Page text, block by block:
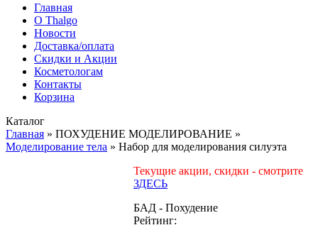
Главная
O Thalgo
Новости
Доставка/оплата
Скидки и Акции
Косметологам
Контакты
Корзина
Каталог
Главная » ПОХУДЕНИЕ МОДЕЛИРОВАНИЕ »
Моделирование тела » Набор для моделирования силуэта
Текущие акции, скидки - смотрите
ЗДЕСЬ
БАД - Похудение
Рейтинг: